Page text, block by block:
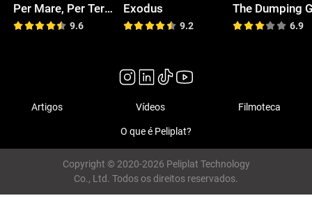
Per Mare, Per Terram
9.6
Exodus
9.2 6.9
Artigos Vídeos Filmoteca
O que é Peliplat?
Copyright © 2020-2026 Peliplat Technology
Co., Ltd. Todos os direitos reservados.